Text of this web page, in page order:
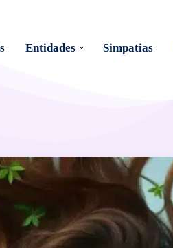
Entidades Simpatias